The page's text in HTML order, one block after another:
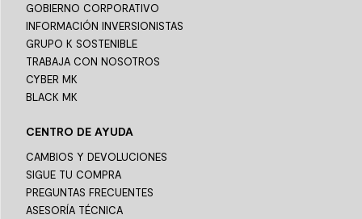
GOBIERNO CORPORATIVO
INFORMACIÓN INVERSIONISTAS
GRUPO K SOSTENIBLE
TRABAJA CON NOSOTROS
CYBER MK
BLACK MK
CENTRO DE AYUDA
CAMBIOS Y DEVOLUCIONES
SIGUE TU COMPRA
PREGUNTAS FRECUENTES
ASESORÍA TÉCNICA